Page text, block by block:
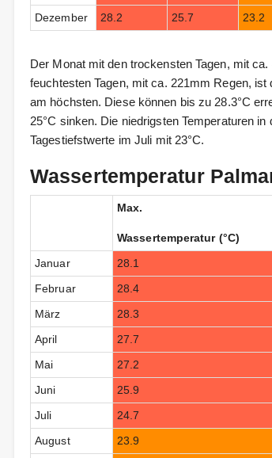
Dezember 28.2 25.7 23.2
Der Monat mit den trockensten Tagen, mit
feuchtesten Tagen, mit ca. 221mm Regen,
am höchsten. Diese können bis zu 28.3°C
25°C sinken. Die niedrigsten Temperaturen
Tagestiefstwerte im Juli mit 23°C.
Wassertemperatur
Max.
Wassertemperatur (°C)
Januar 28.1
Februar 28.4
März 28.3
April 27.7
Mai 27.2
Juni 25.9
Juli 24.7
August 23.9